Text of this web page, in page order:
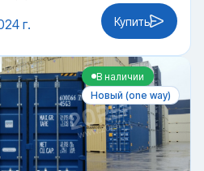
г. Купить
В наличии
Новый (one way)